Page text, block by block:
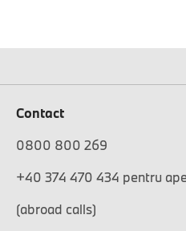
Contact
0800 800 269
+40 374 470 434 pentru
(abroad calls)